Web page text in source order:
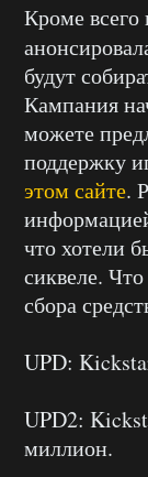
Кроме всего
будут
Кампания
можете
поддержку
этом сайте.
что хотели
сиквеле.
сбора
UPD:
UPD2:
миллион.